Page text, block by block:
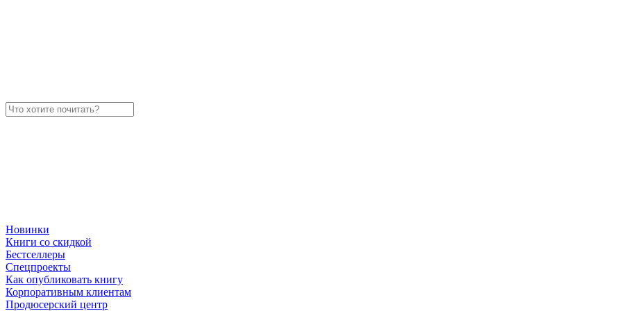
Новинки
Книги со скидкой
Бестселлеры
Спецпроекты
Как опубликовать книгу
Корпоративным клиентам
Продюсерский центр